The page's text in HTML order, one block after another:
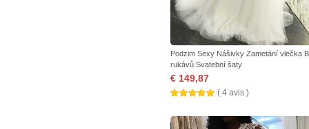
Podzim Sexy Nášivky Zametání vlečka
rukávů Svatební šaty
€ 149,87
( 4 avis )